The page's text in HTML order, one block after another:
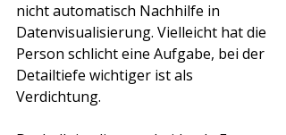
nicht automatisch Nachhilfe in
Datenvisualisierung. Vielleicht hat die
Person schlicht eine Aufgabe, bei der
Detailtiefe wichtiger ist als
Verdichtung.